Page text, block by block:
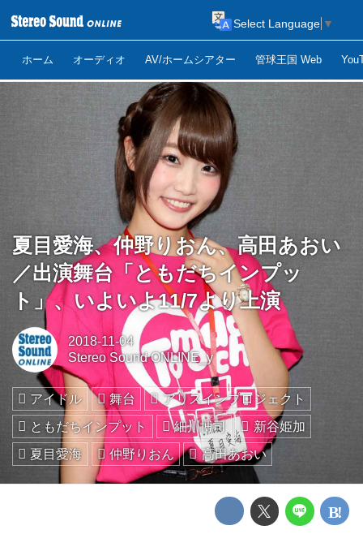
ホーム オーディオ AV/ホームシアター 管球王国 Web
Select Language ▼
夏目愛海、仲野りおん、高田あおい
／出演舞台「ともだちインプッ
ト」、いよいよ11/7より上演
2018-11-04
Stereo Sound ONLINE_y
アイドル 舞台
アリスインプロジェクト
ともだちインプット
細川博司
新谷姫加
夏目愛海
仲野りおん 高田あおい